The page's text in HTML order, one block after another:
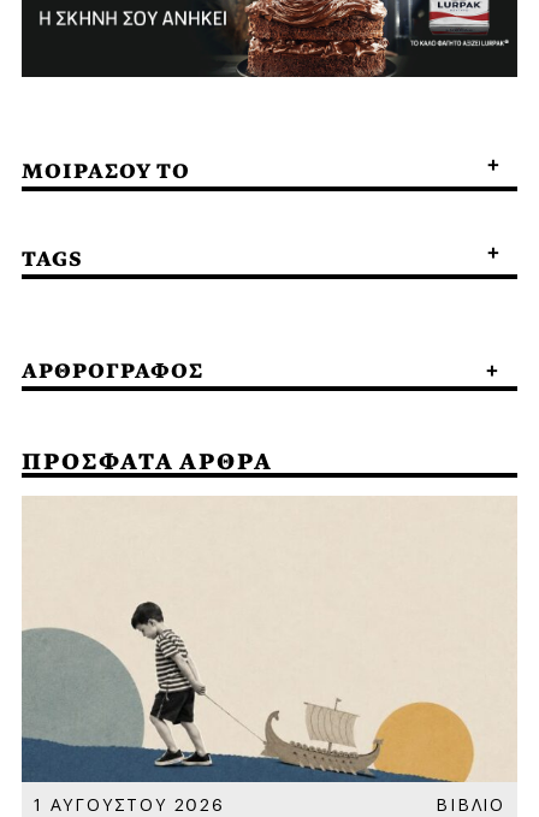
ΜΟΙΡΑΣΟΥ ΤΟ
TAGS
ΑΡΘΡΟΓΡΑΦΟΣ
ΠΡΟΣΦΑΤΑ ΑΡΘΡΑ
1 ΑΥΓΟΥΣΤΟΥ 2026 ΒΙΒΛΙΟ